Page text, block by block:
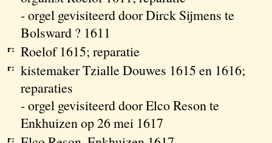
- orgel gevisiteerd door Dirck Sijmens te
Bolsward ? 1611
r: Roelof 1615; reparatie
r: kistemaker Tzialle Douwes 1615 en 1616;
reparaties
- orgel gevisiteerd door Elco Reson te
Enkhuizen op 26 mei 1617
r: